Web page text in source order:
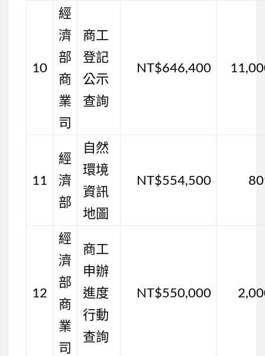
10
經
濟
部
商
業
司
商工
登記
公示
查詢
NT$646,400
11
經
濟
部
自然
環境
資訊
地圖
NT$554,500
12
經
濟
部
商
業
司
商工
申辦
進度
行動
查詢
NT$550,000